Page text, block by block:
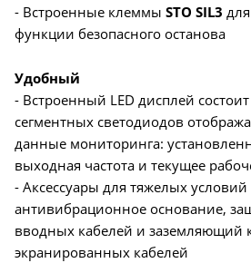
- Встроенные клеммы STO SIL3
функции безопасного останова
Удобный
- Встроенный LED дисплей
сегментных светодиодов
данные мониторинга:
выходная частота и текущее
- Аксессуары для тяжелых
антивибрационное основание,
вводных кабелей и заземляющий
экранированных кабелей